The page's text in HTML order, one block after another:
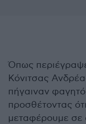
Όπως
Κόνιτσας
πήγαιναν φαγητό
προσθέτοντας
μεταφέρουμε σε